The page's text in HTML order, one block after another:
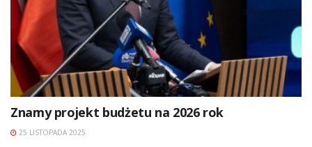
Znamy projekt budżetu na 2026 rok
25 LISTOPADA 2025